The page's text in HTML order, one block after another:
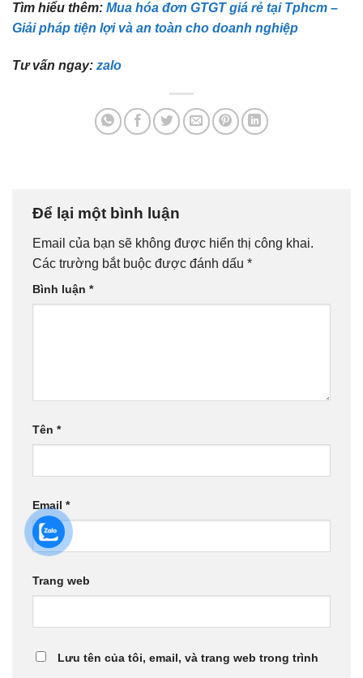
Tìm hiểu thêm: Mua hóa đơn GTGT giá rẻ tại Tphcm –
Giải pháp tiện lợi và an toàn cho doanh nghiệp
Tư vấn ngay: zalo
Để lại một bình luận
Email của bạn sẽ không được hiển thị công khai.
Các trường bắt buộc được đánh dấu *
Bình luận *
Tên *
Email *
Trang web
Lưu tên của tôi, email, và trang web trong trình